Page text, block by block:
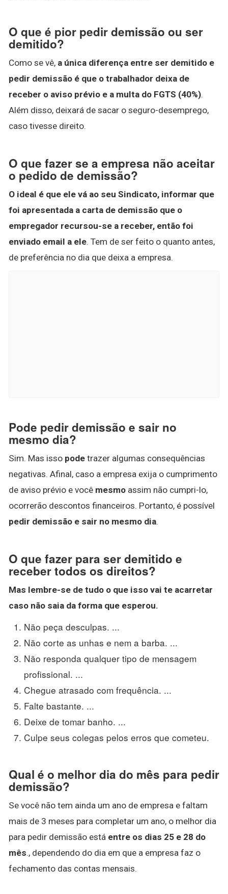
O que é pior pedir demissão ou ser
demitido?
Como se vê, a única diferença entre ser demitido e
pedir demissão é que o trabalhador deixa de
receber o aviso prévio e a multa do FGTS (40%).
Além disso, deixará de sacar o seguro-desemprego,
caso tivesse direito.
O que fazer se a empresa não aceitar
o pedido de demissão?
O ideal é que ele vá ao seu Sindicato, informar que
foi apresentada a carta de demissão que o
empregador recursou-se a receber, então foi
enviado email a ele. Tem de ser feito o quanto antes,
de preferência no dia que deixa a empresa.
Pode pedir demissão e sair no
mesmo dia?
Sim. Mas isso pode trazer algumas consequências
negativas. Afinal, caso a empresa exija o cumprimento
de aviso prévio e você mesmo assim não cumpri-lo,
ocorrerão descontos financeiros. Portanto, é possível
pedir demissão e sair no mesmo dia.
O que fazer para ser demitido e
receber todos os direitos?
Mas lembre-se de tudo o que isso vai te acarretar
caso não saia da forma que esperou.
Não peça desculpas. ...
Não corte as unhas e nem a barba. ...
Não responda qualquer tipo de mensagem
profissional. ...
Chegue atrasado com frequência. ...
Falte bastante. ...
Deixe de tomar banho. ...
Culpe seus colegas pelos erros que cometeu.
Qual é o melhor dia do mês para pedir
demissão?
Se você não tem ainda um ano de empresa e faltam
mais de 3 meses para completar um ano, o melhor dia
para pedir demissão está entre os dias 25 e 28 do
mês., dependendo do dia em que a empresa faz o
fechamento das contas mensais.